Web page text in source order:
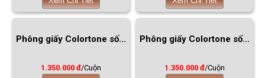
Phông giấy Colortone số...
1.350.000 đ/Cuộn
Phông giấy Colortone số...
1.350.000 đ/Cuộn